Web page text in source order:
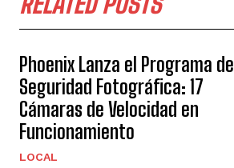
Phoenix Lanza el Programa de
Seguridad Fotográfica: 17
Cámaras de Velocidad en
Funcionamiento
LOCAL